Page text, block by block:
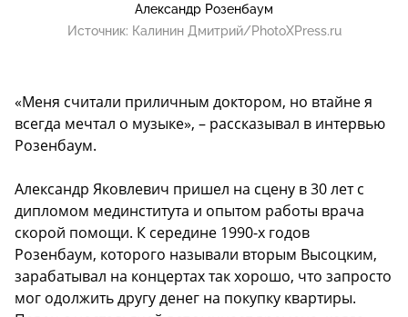
Александр Розенбаум
Источник: Калинин Дмитрий/PhotoXPress.ru
«Меня считали приличным доктором, но втайне я
всегда мечтал о музыке», – рассказывал в интервью
Розенбаум.
Александр Яковлевич пришел на сцену в 30 лет с
дипломом мединститута и опытом работы врача
cкорой помощи. К середине 1990-х годов
Розенбаум, которого называли вторым Высоцким,
зарабатывал на концертах так хорошо, что запросто
мог одолжить другу денег на покупку квартиры.